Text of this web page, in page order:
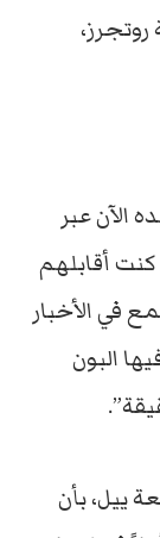
الآن عبر
كنت أقابلهم
في الأخبار
البون
ييل، بأن